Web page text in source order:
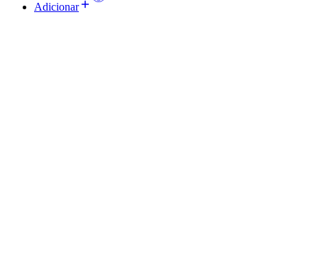
Adicionar